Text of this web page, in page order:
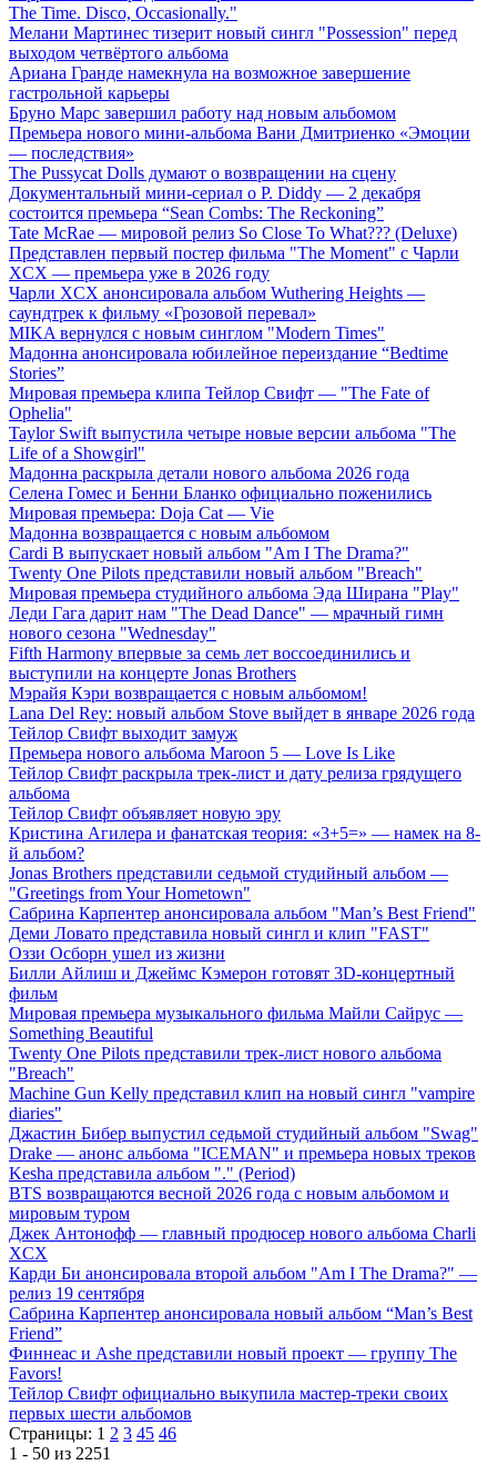
The Time. Disco, Occasionally."
Мелани Мартинес тизерит новый сингл "Possession" перед
выходом четвёртого альбома
Ариана Гранде намекнула на возможное завершение
гастрольной карьеры
Бруно Марс завершил работу над новым альбомом
Премьера нового мини-альбома Вани Дмитриенко «Эмоции
— последствия»
The Pussycat Dolls думают о возвращении на сцену
Документальный мини-сериал о P. Diddy — 2 декабря
состоится премьера “Sean Combs: The Reckoning”
Tate McRae — мировой релиз So Close To What??? (Deluxe)
Представлен первый постер фильма "The Moment" с Чарли
XCX — премьера уже в 2026 году
Чарли XCX анонсировала альбом Wuthering Heights —
саундтрек к фильму «Грозовой перевал»
MIKA вернулся с новым синглом "Modern Times"
Мадонна анонсировала юбилейное переиздание “Bedtime
Stories”
Мировая премьера клипа Тейлор Свифт — "The Fate of
Ophelia"
Taylor Swift выпустила четыре новые версии альбома "The
Life of a Showgirl"
Мадонна раскрыла детали нового альбома 2026 года
Селена Гомес и Бенни Бланко официально поженились
Мировая премьера: Doja Cat — Vie
Мадонна возвращается с новым альбомом
Cardi B выпускает новый альбом "Am I The Drama?"
Twenty One Pilots представили новый альбом "Breach"
Мировая премьера студийного альбома Эда Ширана "Play"
Леди Гага дарит нам "The Dead Dance" — мрачный гимн
нового сезона "Wednesday"
Fifth Harmony впервые за семь лет воссоединились и
выступили на концерте Jonas Brothers
Мэрайя Кэри возвращается с новым альбомом!
Lana Del Rey: новый альбом Stove выйдет в январе 2026 года
Тейлор Свифт выходит замуж
Премьера нового альбома Maroon 5 — Love Is Like
Тейлор Свифт раскрыла трек-лист и дату релиза грядущего
альбома
Тейлор Свифт объявляет новую эру
Кристина Агилера и фанатская теория: «3+5=» — намек на 8-
й альбом?
Jonas Brothers представили седьмой студийный альбом —
"Greetings from Your Hometown"
Сабрина Карпентер анонсировала альбом "Man’s Best Friend"
Деми Ловато представила новый сингл и клип "FAST"
Оззи Осборн ушел из жизни
Билли Айлиш и Джеймс Кэмерон готовят 3D-концертный
фильм
Мировая премьера музыкального фильма Майли Сайрус —
Something Beautiful
Twenty One Pilots представили трек-лист нового альбома
"Breach"
Machine Gun Kelly представил клип на новый сингл "vampire
diaries"
Джастин Бибер выпустил седьмой студийный альбом "Swag"
Drake — анонс альбома "ICEMAN" и премьера новых треков
Kesha представила альбом "." (Period)
BTS возвращаются весной 2026 года с новым альбомом и
мировым туром
Джек Антонофф — главный продюсер нового альбома Charli
XCX
Карди Би анонсировала второй альбом "Am I The Drama?" —
релиз 19 сентября
Сабрина Карпентер анонсировала новый альбом “Man’s Best
Friend”
Финнеас и Ashe представили новый проект — группу The
Favors!
Тейлор Свифт официально выкупила мастер-треки своих
первых шести альбомов
Страницы: 1 2 3 45 46
1 - 50 из 2251